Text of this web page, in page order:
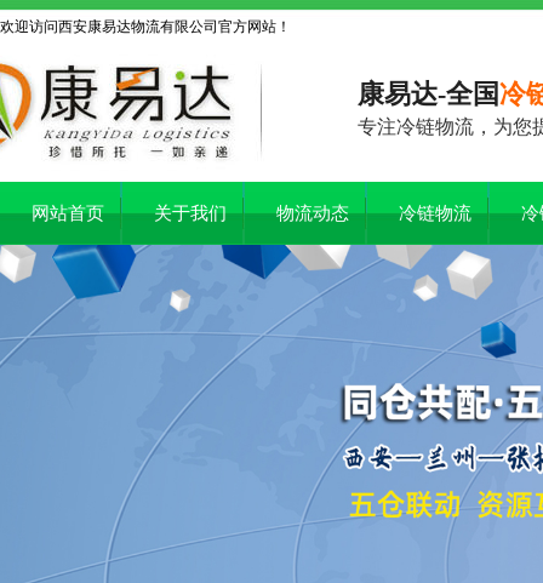
欢迎访问西安康易达物流有限公司官方网站！
康易达-全国冷
专注冷链物流，为您
网站首页 关于我们 物流动态 冷链物流 冷